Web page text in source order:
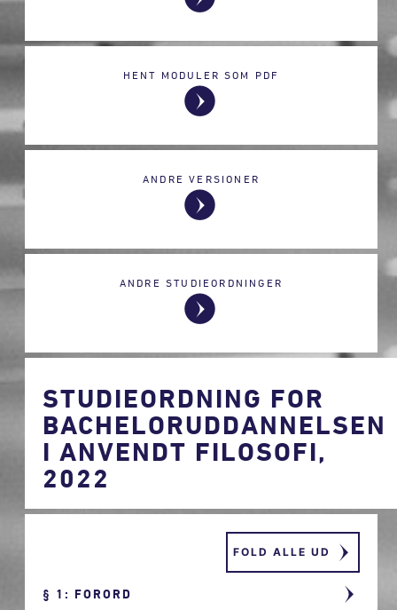
HENT MODULER SOM PDF
ANDRE VERSIONER
ANDRE STUDIEORDNINGER
STUDIEORDNING FOR
BACHELORUDDANNELSEN
I ANVENDT FILOSOFI,
2022
FOLD ALLE UD
1: FORORD